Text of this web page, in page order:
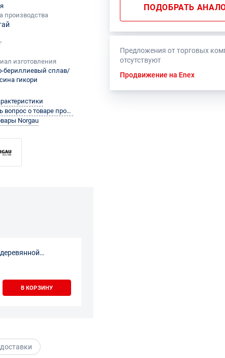
производства
изготовления
бериллиевый сплав/
гикори
Задать вопрос о товаре производителю
Norgau
ПОДОБРАТЬ
Предложения от торговых
отсутствуют
Продвижение на Enex
В КОРЗИНУ